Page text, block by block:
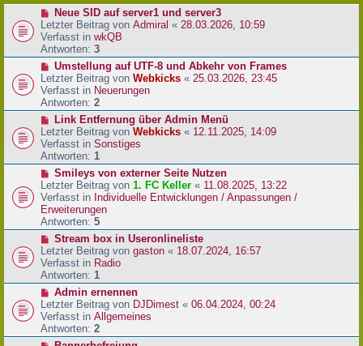
N
e
u
e
r
B
e
i
t
a
g
Neue SID auf server1 und server3
Letzter Beitrag von Admiral « 28.03.2026, 10:59
Verfasst in wkQB
Antworten: 3
N
e
u
e
r
B
e
i
t
a
g
Umstellung auf UTF-8 und Abkehr von Frames
Letzter Beitrag von Webkicks « 25.03.2026, 23:45
Verfasst in Neuerungen
Antworten: 2
N
e
u
e
r
B
e
i
t
r
a
g
Link Entfernung über Admin Menü
Letzter Beitrag von Webkicks « 12.11.2025, 14:09
Verfasst in Sonstiges
Antworten: 1
N
e
u
e
r
B
e
i
t
r
a
g
Smileys von externer Seite Nutzen
Letzter Beitrag von 1. FC Keller « 11.08.2025, 13:22
Verfasst in Individuelle Entwicklungen / Anpassungen /
Erweiterungen
Antworten: 5
N
e
u
e
r
B
e
i
t
Stream box in Useronlineliste
Letzter Beitrag von gaston « 18.07.2024, 16:57
Verfasst in Radio
Antworten: 1
N
e
u
e
r
Admin ernennen
Letzter Beitrag von DJDimest « 06.04.2024, 00:24
Verfasst in Allgemeines
Antworten: 2